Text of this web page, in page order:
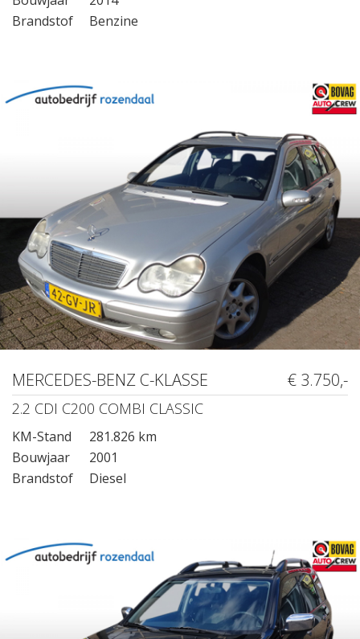
Brandstof
Benzine
MERCEDES-BENZ C-KLASSE € 3.750,-
2.2 CDI C200 COMBI CLASSIC
KM-Stand
281.826 km
Bouwjaar
2001
Brandstof
Diesel